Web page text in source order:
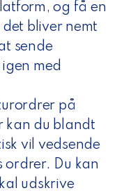
og få en
det bliver nemt
sende
med
på
kan du blandt
vil vedsende
ordrer. Du kan
udskrive